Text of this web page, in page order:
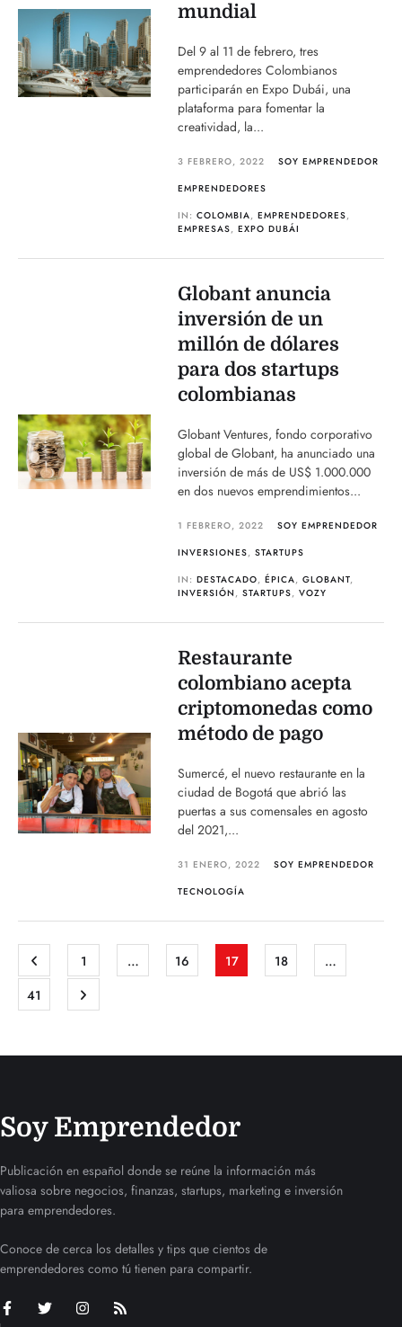
mundial
Del 9 al 11 de febrero, tres
emprendedores Colombianos
participarán en Expo Dubái, una
plataforma para fomentar la
creatividad, la...
3 FEBRERO, 2022
SOY EMPRENDEDOR
EMPRENDEDORES
IN:COLOMBIA,EMPRENDEDORES,
EMPRESAS,EXPO DUBÁI
Globant anuncia
inversión de un
millón de dólares
para dos startups
colombianas
Globant Ventures, fondo corporativo
global de Globant, ha anunciado una
inversión de más de US$ 1.000.000
en dos nuevos emprendimientos...
1 FEBRERO, 2022
SOY EMPRENDEDOR
INVERSIONES,STARTUPS
IN:DESTACADO,ÉPICA,GLOBANT,
INVERSIÓN ,STARTUPS,VOZY
Restaurante
colombiano acepta
criptomonedas como
método de pago
Sumercé, el nuevo restaurante en la
ciudad de Bogotá que abrió las
puertas a sus comensales en agosto
del 2021,...
31 ENERO, 2022
SOY EMPRENDEDOR
TECNOLOGÍA
1 … 16 17 18
…
41
Soy Emprendedor
Publicación en español donde se reúne la información más
valiosa sobre negocios, finanzas, startups, marketing e inversión
para emprendedores.
Conoce de cerca los detalles y tips que cientos de
emprendedores como tú tienen para compartir.